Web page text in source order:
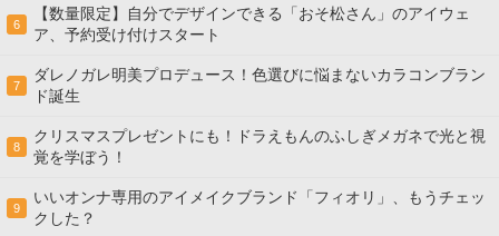
6
【数量限定】自分でデザインできる「おそ松さん」のアイウェ
ア、予約受け付けスタート
7
ダレノガレ明美プロデュース！色選びに悩まないカラコンブラン
ド誕生
8
クリスマスプレゼントにも！ドラえもんのふしぎメガネで光と視
覚を学ぼう！
9
いいオンナ専用のアイメイクブランド「フィオリ」、もうチェッ
クした？